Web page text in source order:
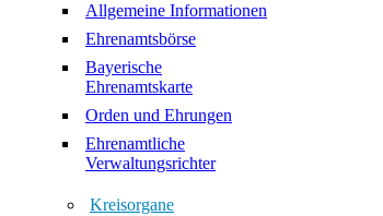
Allgemeine Informationen
Ehrenamtsbörse
Bayerische
Ehrenamtskarte
Orden und Ehrungen
Ehrenamtliche
Verwaltungsrichter
Kreisorgane